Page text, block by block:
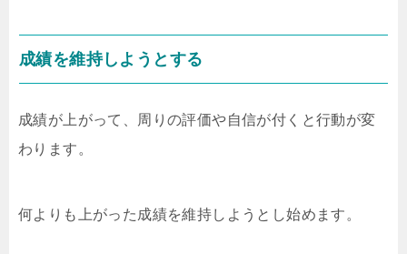
成績を維持しようとする
成績が上がって、周りの評価や自信が付くと行動が変
わります。
何よりも上がった成績を維持しようとし始めます。